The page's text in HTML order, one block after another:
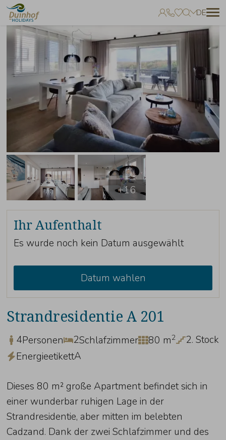
Keine Favoriten
Sie können Unterkünfte zu Ihren Favoriten hinzufügen, indem Sie auf
zum klicken.
DE
+16
Ihr Aufenthalt
Es wurde noch kein Datum ausgewählt
Datum wahlen
Strandresidentie A 201
4Personen 2Schlafzimmer 80 m2
2. Stock
EnergieetikettA
Dieses 80 m² große Apartment befindet sich in
einer wunderbar ruhigen Lage in der
Strandresidentie, aber mitten im belebten
Cadzand. Dank der zwei Schlafzimmer und des